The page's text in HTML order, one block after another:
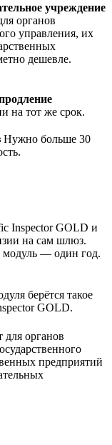
учреждение
органов
управления, их
дешевле.
на тот же срок.
Нужно больше 30
Inspector GOLD и
на сам шлюз.
модуль — один год.
берётся такое
GOLD.
для органов
предприятий